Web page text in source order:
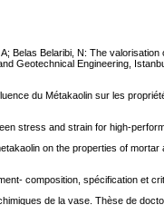
Belas Belaribi, N: The
Geotechnical Engineering,
du Métakaolin sur les
stress and strain for high-
on the properties of
composition, spécification et
de la vase. Thèse de